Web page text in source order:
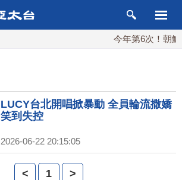
今年第6次！朝鮮
LUCY台北開唱掀暴動 全員輪流撒嬌
笑到失控
2026-06-22 20:15:05
< 1 >